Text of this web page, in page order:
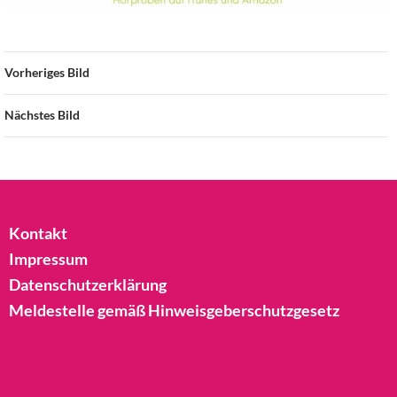
Vorheriges Bild
Nächstes Bild
Kontakt
Impressum
Datenschutzerklärung
Meldestelle gemäß Hinweisgeberschutzgesetz